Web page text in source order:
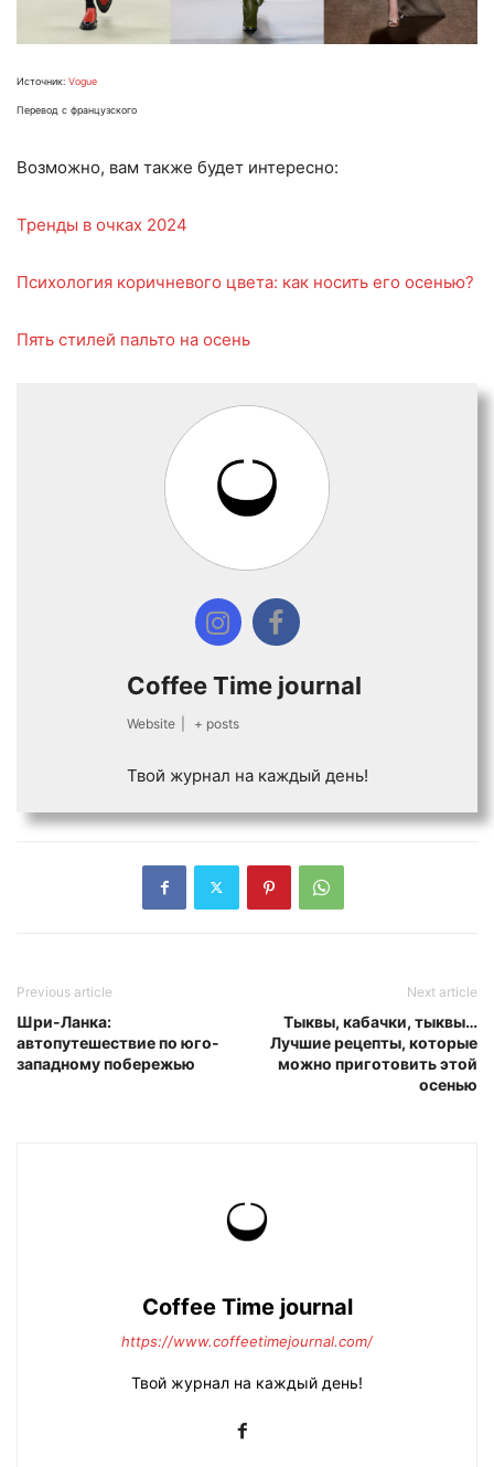
Источник: Vogue
Перевод с французского
Возможно, вам также будет интересно:
Тренды в очках 2024
Психология коричневого цвета: как носить его осенью?
Пять стилей пальто на осень
Coffee Time journal
Website + posts
Твой журнал на каждый день!
Previous article
Шри-Ланка:
автопутешествие по юго-
западному побережью
Next article
Тыквы, кабачки, тыквы…
Лучшие рецепты, которые
можно приготовить этой
осенью
Coffee Time journal
https://www.coffeetimejournal.com/
Твой журнал на каждый день!